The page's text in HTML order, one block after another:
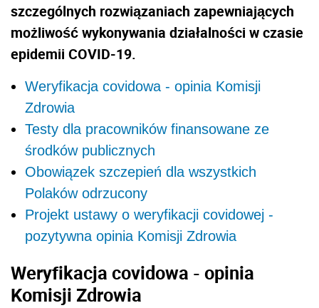
szczególnych rozwiązaniach zapewniających
możliwość wykonywania działalności w czasie
epidemii COVID-19.
Weryfikacja covidowa - opinia Komisji
Zdrowia
Testy dla pracowników finansowane ze
środków publicznych
Obowiązek szczepień dla wszystkich
Polaków odrzucony
Projekt ustawy o weryfikacji covidowej -
pozytywna opinia Komisji Zdrowia
Weryfikacja covidowa - opinia
Komisji Zdrowia